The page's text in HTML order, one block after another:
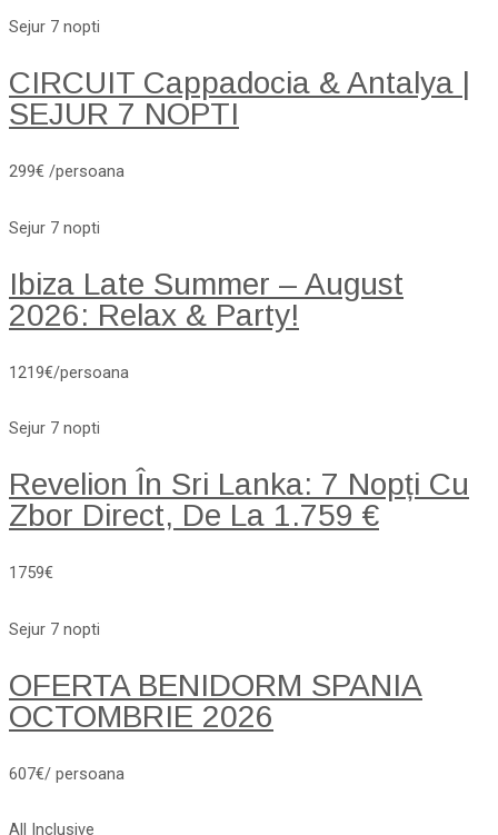
Sejur 7 nopti
CIRCUIT Cappadocia & Antalya |
SEJUR 7 NOPTI
299€ /persoana
Sejur 7 nopti
Ibiza Late Summer – August
2026: Relax & Party!
1219€/persoana
Sejur 7 nopti
Revelion În Sri Lanka: 7 Nopți Cu
Zbor Direct, De La 1.759 €
1759€
Sejur 7 nopti
OFERTA BENIDORM SPANIA
OCTOMBRIE 2026
607€/ persoana
All Inclusive